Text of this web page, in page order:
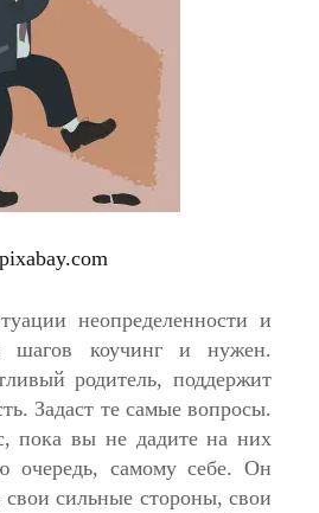
pixabay.com
неопределенности и
шагов коучинг и нужен.
родитель, поддержит
Задаст те самые вопросы.
пока вы не дадите на них
очередь, самому себе. Он
свои сильные стороны, свои